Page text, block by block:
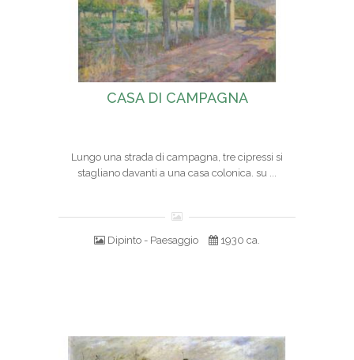
CASA DI CAMPAGNA
Lungo una strada di campagna, tre cipressi si
stagliano davanti a una casa colonica. su ...
Dipinto - Paesaggio 1930 ca.